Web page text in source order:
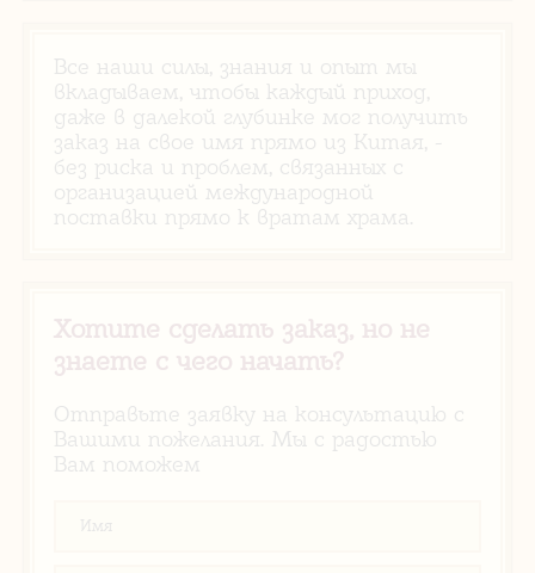
Все наши силы, знания и опыт мы
вкладываем, чтобы каждый приход,
даже в далекой глубинке мог получить
заказ на свое имя прямо из Китая, -
без риска и проблем, связанных с
организацией международной
поставки прямо к вратам храма.
Хотите сделать заказ, но не
знаете с чего начать?
Отправьте заявку на консультацию с
Вашими пожелания. Мы с радостью
Вам поможем